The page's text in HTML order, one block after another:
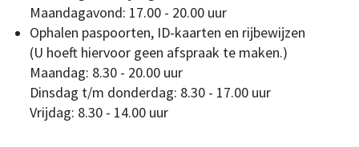
Maandagavond: 17.00 - 20.00 uur
Ophalen paspoorten, ID-kaarten en rijbewijzen
(U hoeft hiervoor geen afspraak te maken.)
Maandag: 8.30 - 20.00 uur
Dinsdag t/m donderdag: 8.30 - 17.00 uur
Vrijdag: 8.30 - 14.00 uur